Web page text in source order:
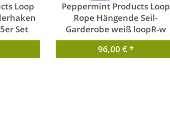
Loop
Set
Peppermint Products Loop
Rope Hängende Seil-
Garderobe weiß loopR-w
von Peppermint Products
96,00 € *